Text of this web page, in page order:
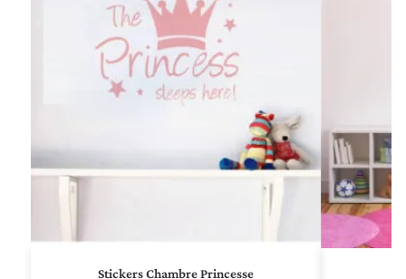
Stickers Chambre Princesse